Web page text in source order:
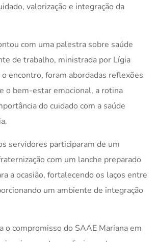
valorização e integração da
com uma palestra sobre saúde
de trabalho, ministrada por Lígia
encontro, foram abordadas reflexões
o bem-estar emocional, a rotina
do cuidado com a saúde
servidores participaram de um
com um lanche preparado
a ocasião, fortalecendo os laços entre
um ambiente de integração
o compromisso do SAAE Mariana em